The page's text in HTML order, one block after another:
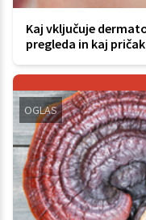
Kaj vključuje
pregleda in kaj
OGLAS